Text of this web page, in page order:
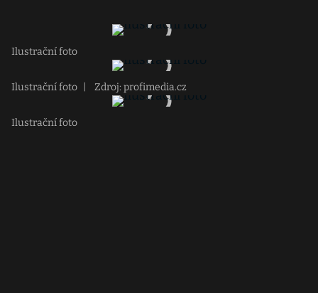
Ilustrační foto
Ilustrační foto Zdroj: profimedia.cz
Ilustrační foto